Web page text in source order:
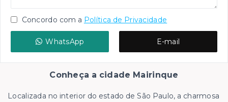
Concordo com a Política de Privacidade
WhatsApp E-mail
Conheça a cidade Mairinque
Localizada no interior do estado de São Paulo, a charmosa